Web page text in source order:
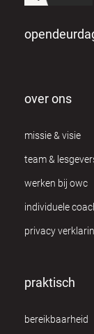
over ons
missie & visie
team &
werken bij owc
individuele
privacy
praktisch
bereikbaarheid